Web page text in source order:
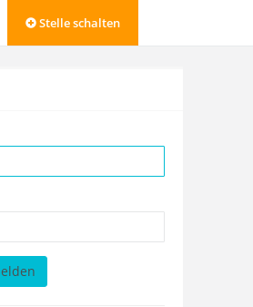
Stelle schalten